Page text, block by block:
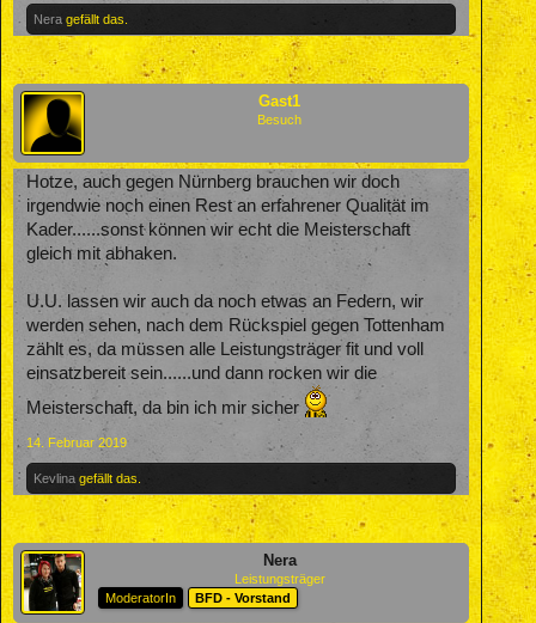
Nera gefällt das.
Gast1
Besuch
Hotze, auch gegen Nürnberg brauchen wir doch
irgendwie noch einen Rest an erfahrener Qualität im
Kader......sonst können wir echt die Meisterschaft
gleich mit abhaken.
U.U. lassen wir auch da noch etwas an Federn, wir
werden sehen, nach dem Rückspiel gegen Tottenham
zählt es, da müssen alle Leistungsträger fit und voll
einsatzbereit sein......und dann rocken wir die
Meisterschaft, da bin ich mir sicher
14. Februar 2019
Kevlina gefällt das.
Nera
Leistungsträger
ModeratorIn
BFD - Vorstand